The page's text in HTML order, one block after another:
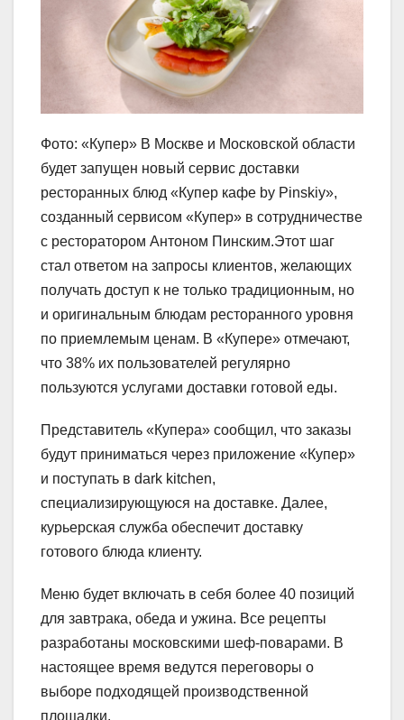
Фото: «Купер» В Москве и Московской области
будет запущен новый сервис доставки
ресторанных блюд «Купер кафе by Pinskiy»,
созданный сервисом «Купер» в сотрудничестве
с ресторатором Антоном Пинским.Этот шаг
стал ответом на запросы клиентов, желающих
получать доступ к не только традиционным, но
и оригинальным блюдам ресторанного уровня
по приемлемым ценам. В «Купере» отмечают,
что 38% их пользователей регулярно
пользуются услугами доставки готовой еды.
Представитель «Купера» сообщил, что заказы
будут приниматься через приложение «Купер»
и поступать в dark kitchen,
специализирующуюся на доставке. Далее,
курьерская служба обеспечит доставку
готового блюда клиенту.
Меню будет включать в себя более 40 позиций
для завтрака, обеда и ужина. Все рецепты
разработаны московскими шеф-поварами. В
настоящее время ведутся переговоры о
выборе подходящей производственной
площадки.